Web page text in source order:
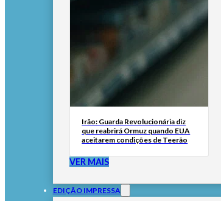
Irão: Guarda Revolucionária diz
que reabrirá Ormuz quando EUA
aceitarem condições de Teerão
VER MAIS
EDIÇÃO IMPRESSA